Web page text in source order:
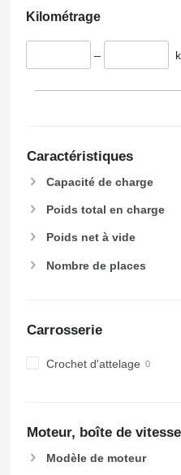
Kilométrage
–
Caractéristiques
Capacité de charge
Poids total en charge
Poids net à vide
Nombre de places
Carrosserie
Crochet d'attelage
Moteur, boîte de
Modèle de moteur